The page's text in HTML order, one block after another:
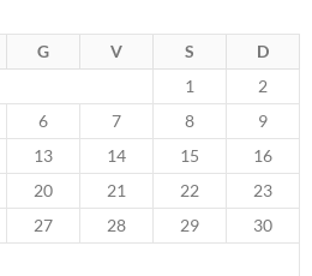
G V S
D
1
2
6 7 8
9
13 14 15
16
20 21 22
23
27 28 29
30